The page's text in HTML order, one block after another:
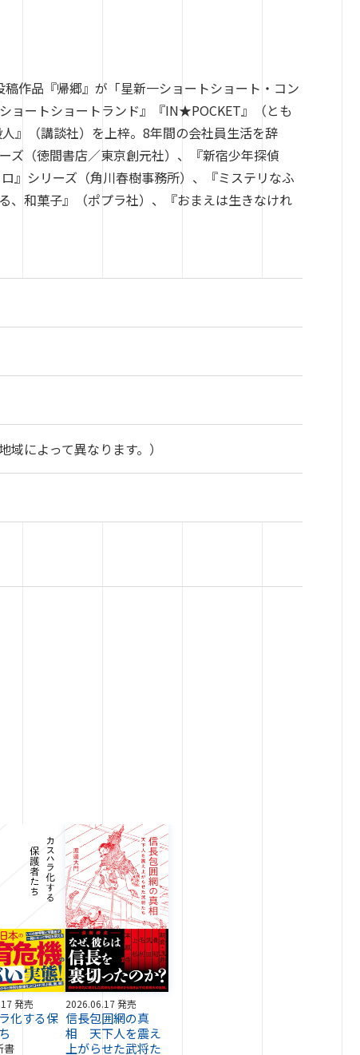
作品『帰郷』が「星新一ショートショート・コン
ョートショートランド』『IN★POCKET』（とも
』（講談社）を上梓。8年間の会社員生活を辞
ズ（徳間書店／東京創元社）、『新宿少年探偵
』シリーズ（角川春樹事務所）、『ミステリなふ
、和菓子』（ポプラ社）、『おまえは生きなけれ
域によって異なります。）
発売
化する保
書
2026.06.17 発売
信長包囲網の真
相 天下人を震え
上がらせた武将た